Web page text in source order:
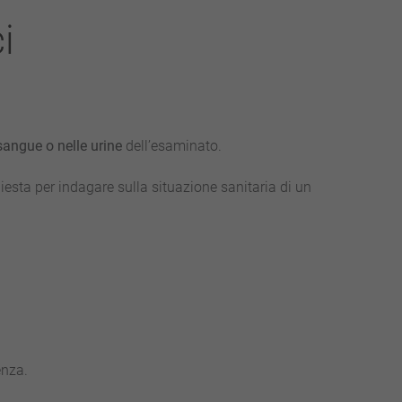
o nelle urine dell’esaminato.
per indagare sulla situazione sanitaria di un